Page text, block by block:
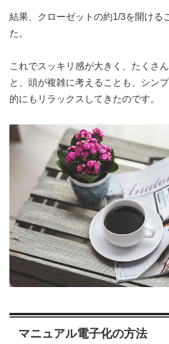
結果、クローゼットの約1/3を開ける
た。
これでスッキリ感が大きく、たくさ
と、頭が複雑に考えることも、シン
的にもリラックスしてきたのです。
マニュアル電子化の方法